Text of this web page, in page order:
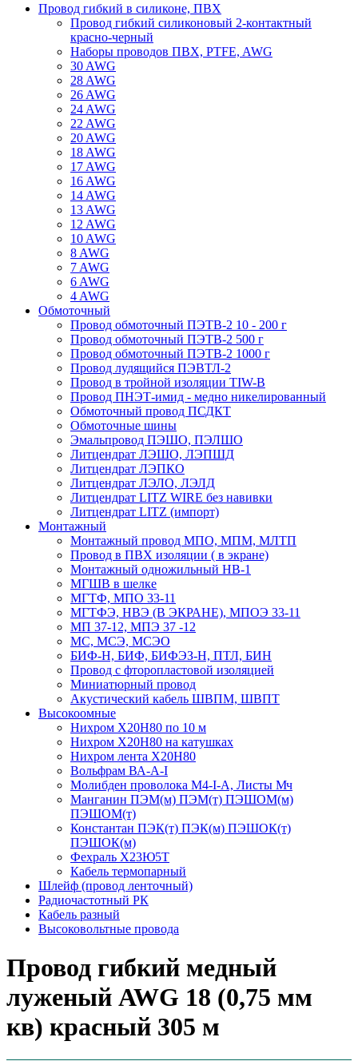
Провод гибкий в силиконе, ПВХ
Провод гибкий силиконовый 2-контактный
красно-черный
Наборы проводов ПВХ, PTFE, AWG
30 AWG
28 AWG
26 AWG
24 AWG
22 AWG
20 AWG
18 AWG
17 AWG
16 AWG
14 AWG
13 AWG
12 AWG
10 AWG
8 AWG
7 AWG
6 AWG
4 AWG
Обмоточный
Провод обмоточный ПЭТВ-2 10 - 200 г
Провод обмоточный ПЭТВ-2 500 г
Провод обмоточный ПЭТВ-2 1000 г
Провод лудящийся ПЭВТЛ-2
Провод в тройной изоляции TIW-B
Провод ПНЭТ-имид - медно никелированный
Обмоточный провод ПСДКТ
Обмоточные шины
Эмальпровод ПЭШО, ПЭЛШО
Литцендрат ЛЭШО, ЛЭПШД
Литцендрат ЛЭПКО
Литцендрат ЛЭЛО, ЛЭЛД
Литцендрат LITZ WIRE без навивки
Литцендрат LITZ (импорт)
Монтажный
Монтажный провод МПО, МПМ, МЛТП
Провод в ПВХ изоляции ( в экране)
Монтажный одножильный HB-1
МГШВ в шелке
МГТФ, МПО 33-11
МГТФЭ, НВЭ (В ЭКРАНЕ), МПОЭ 33-11
МП 37-12, МПЭ 37 -12
МС, МСЭ, МСЭО
БИФ-Н, БИФ, БИФЭЗ-Н, ПТЛ, БИН
Провод с фторопластовой изоляцией
Миниатюрный провод
Акустический кабель ШВПМ, ШВПТ
Высокоомные
Нихром Х20Н80 по 10 м
Нихром Х20Н80 на катушках
Нихром лента Х20Н80
Вольфрам ВА-А-I
Молибден проволока М4-I-А, Листы Мч
Манганин ПЭМ(м) ПЭМ(т) ПЭШОМ(м)
ПЭШОМ(т)
Константан ПЭК(т) ПЭК(м) ПЭШОК(т)
ПЭШОК(м)
Фехраль Х23Ю5Т
Кабель термопарный
Шлейф (провод ленточный)
Радиочастотный РК
Кабель разный
Высоковольтные провода
Провод гибкий медный
луженый AWG 18 (0,75 мм
кв) красный 305 м